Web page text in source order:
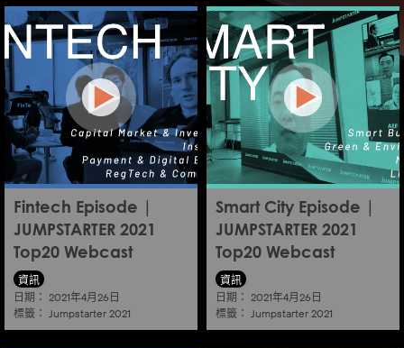
Fintech Episode |
JUMPSTARTER 2021
Top20 Webcast
資訊
日期： 2021年4月26日
標籤： Jumpstarter 2021
Smart City Episode |
JUMPSTARTER 2021
Top20 Webcast
資訊
日期： 2021年4月26日
標籤： Jumpstarter 2021